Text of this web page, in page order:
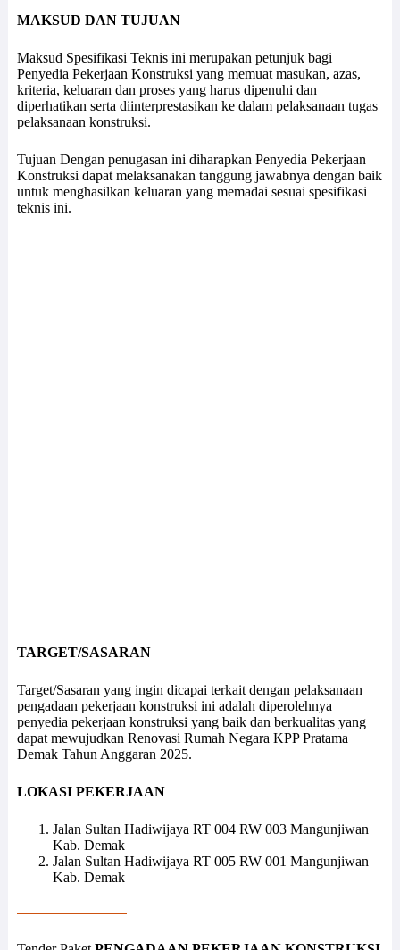
MAKSUD DAN TUJUAN
Maksud Spesifikasi Teknis ini merupakan petunjuk bagi
Penyedia Pekerjaan Konstruksi yang memuat masukan, azas,
kriteria, keluaran dan proses yang harus dipenuhi dan
diperhatikan serta diinterprestasikan ke dalam pelaksanaan tugas
pelaksanaan konstruksi.
Tujuan Dengan penugasan ini diharapkan Penyedia Pekerjaan
Konstruksi dapat melaksanakan tanggung jawabnya dengan baik
untuk menghasilkan keluaran yang memadai sesuai spesifikasi
teknis ini.
TARGET/SASARAN
Target/Sasaran yang ingin dicapai terkait dengan pelaksanaan
pengadaan pekerjaan konstruksi ini adalah diperolehnya
penyedia pekerjaan konstruksi yang baik dan berkualitas yang
dapat mewujudkan Renovasi Rumah Negara KPP Pratama
Demak Tahun Anggaran 2025.
LOKASI PEKERJAAN
Jalan Sultan Hadiwijaya RT 004 RW 003 Mangunjiwan
Kab. Demak
Jalan Sultan Hadiwijaya RT 005 RW 001 Mangunjiwan
Kab. Demak